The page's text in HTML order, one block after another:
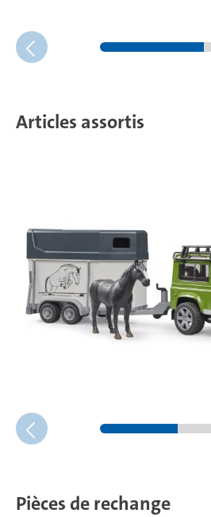
Articles assortis
Pièces de rechange